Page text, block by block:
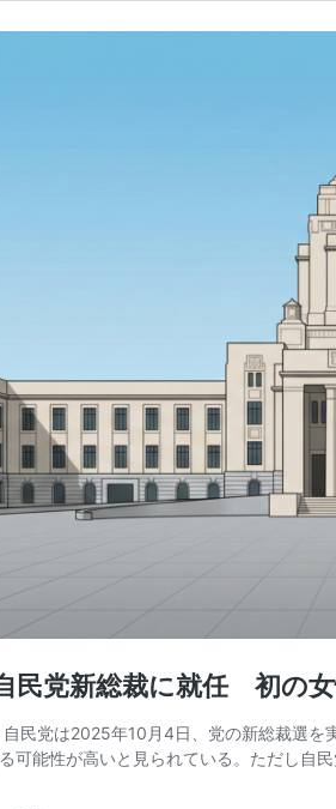
民党新総裁に就任 初の
民党は2025年10月4日、党の新総裁選
可能性が高いと見られている。ただし自